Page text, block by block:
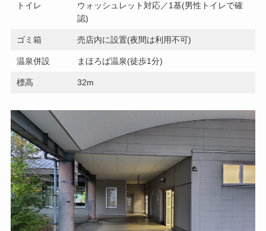
トイレ
ウォッシュレット対応／1基(男性トイレで確
認)
ゴミ箱 売店内に設置(夜間は利用不可)
温泉併設 まほろば温泉(徒歩1分)
標高 32m